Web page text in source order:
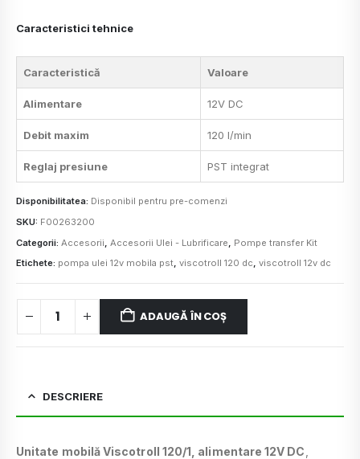
Caracteristici tehnice
Caracteristică Valoare
Alimentare 12V DC
Debit maxim 120 l/min
Reglaj presiune PST integrat
Disponibilitatea: Disponibil pentru pre-comenzi
SKU: F00263200
Categorii: Accesorii Accesorii Ulei - Lubrificare
Pompe transfer Kit
Etichete: pompa ulei 12v mobila pst, viscotroll 120 dc, viscotroll 12v dc
ADAUGĂ ÎN COȘ
DESCRIERE
Unitate mobilă Viscotroll 120/1, alimentare 12V DC